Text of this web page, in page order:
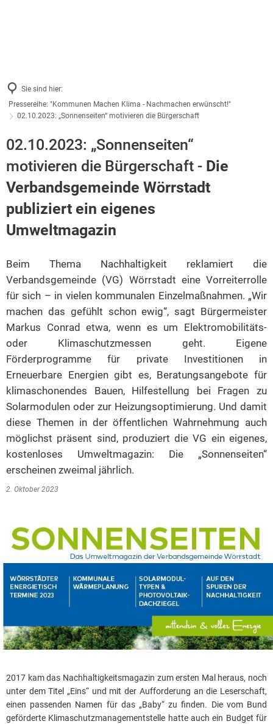
Sie sind hier:
Pressereihe: "Kommunen Machen Klima - Nachmachen erwünscht!"
02.10.2023: „Sonnenseiten“ motivieren die Bürgerschaft
02.10.2023: „Sonnenseiten“
motivieren die Bürgerschaft - Die
Verbandsgemeinde Wörrstadt
publiziert ein eigenes
Umweltmagazin
Beim Thema Nachhaltigkeit reklamiert die
Verbandsgemeinde (VG) Wörrstadt eine Vorreiterrolle
für sich – in vielen kommunalen Einzelmaßnahmen. „Wir
machen das gefühlt schon ewig“, sagt Bürgermeister
Markus Conrad etwa, wenn es um Elektromobilitäts-
oder Klimaschutzmessen geht. Eigene
Förderprogramme für private Investitionen in
Erneuerbare Energien gibt es, Beratungsangebote für
klimaschonendes Bauen, Hilfestellung bei Fragen zu
Solarmodulen oder zur Heizungsoptimierung. Und damit
diese Themen in der öffentlichen Wahrnehmung auch
möglichst präsent sind, produziert die VG ein eigenes,
kostenloses Umweltmagazin: Die „Sonnenseiten“
erscheinen zweimal jährlich.
2. Oktober 2023
2017 kam das Nachhaltigkeitsmagazin zum ersten Mal heraus, noch
unter dem Titel „Eins“ und mit der Aufforderung an die Leserschaft,
einen passenden Namen für das „Baby“ zu finden. Die vom Bund
geförderte Klimaschutzmanagementstelle hatte auch ein Budget für